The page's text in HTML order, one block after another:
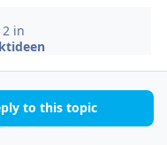
in
to this topic